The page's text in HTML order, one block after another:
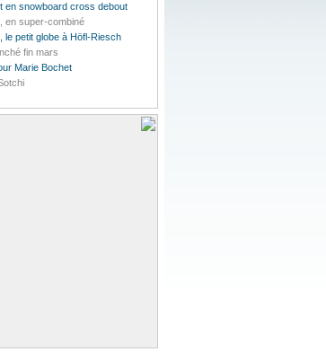
en snowboard cross debout
en super-combiné
le petit globe à Höfl-Riesch
fin mars
Marie Bochet